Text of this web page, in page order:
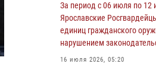
03 августа 2026, 06:20
За период с 20 июля по 26
Ярославские
За период с 06 июля по 12
Ярославские
единиц гражданского
нарушением
16 июля 2026, 05:20